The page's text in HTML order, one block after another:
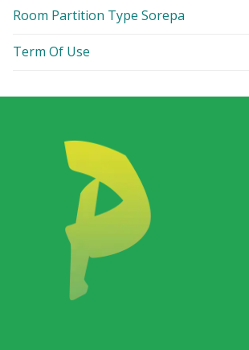
Room Partition Type Sorepa
Term Of Use